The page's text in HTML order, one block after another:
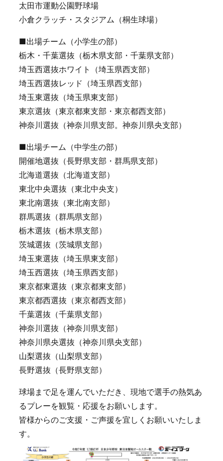
太田市運動公園野球場
小倉クラッチ・スタジアム（桐生球場）
■出場チーム（小学生の部）
栃木・千葉選抜（栃木県支部・千葉県支部）
埼玉西選抜ホワイト（埼玉県西支部）
埼玉西選抜レッド（埼玉県西支部）
埼玉東選抜（埼玉県東支部）
東京選抜（東京都東支部・東京都西支部）
神奈川選抜（神奈川県支部。神奈川県央支部）
■出場チーム（中学生の部）
開催地選抜（長野県支部・群馬県支部）
北海道選抜（北海道支部）
東北中央選抜（東北中央支）
東北南選抜（東北南支部）
群馬選抜（群馬県支部）
栃木選抜（栃木県支部）
茨城選抜（茨城県支部）
埼玉東選抜（埼玉県東支部）
埼玉西選抜（埼玉県西支部）
東京都東選抜（東京都東支部）
東京都西選抜（東京都西支部）
千葉選抜（千葉県支部）
神奈川選抜（神奈川県支部）
神奈川県央選抜（神奈川県央支部）
山梨選抜（山梨県支部）
長野選抜（長野県支部）
球場まで足を運んでいただき、現地で選手の熱気あ
るプレーを観覧・応援をお願いします。
皆様からのご支援・ご声援を宜しくお願いいたしま
す。